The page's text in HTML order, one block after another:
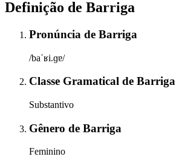
Definição de Barriga
Pronúncia de Barriga
/baˈʁi.ɡɐ/
Classe Gramatical de Barriga
Substantivo
Gênero de Barriga
Feminino